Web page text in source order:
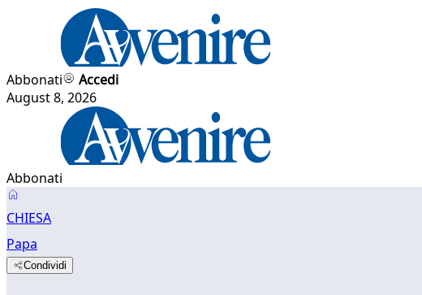
Abbonati
Accedi
August 8, 2026
Abbonati
CHIESA
Papa
Condividi